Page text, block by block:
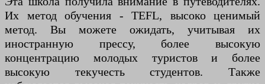
Их метод обучения - TEFL, высоко ценимый
метод. Вы можете ожидать, учитывая их
иностранную прессу, более высокую
концентрацию молодых туристов и более
высокую текучесть студентов. Также